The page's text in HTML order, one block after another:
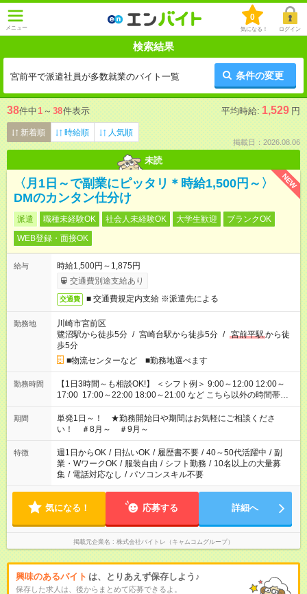
メニュー
0
気になる！ ログイン
検索結果
宮前平で派遣社員が多数就業のバイト一覧 条件の変更
38件中1 ～ 38件表示 平均時給: 1,529 円
新着順 時給順 人気順
掲載日：2026.08.06
未読
NEW
〈月1日～で副業にピッタリ＊時給1,500円～〉
DMのカンタン仕分け
派遣 職種未経験OK 社会人未経験OK 大学生歓迎
ブランクOK
WEB登録・面接OK
給与
時給1,500円～1,875円
交通費別途支給あり
交通費 ■ 交通費規定内支給 ※派遣先による
勤務地
川崎市宮前区
鷺沼駅から徒歩5分 / 宮崎台駅から徒歩5分 / 宮前平駅から徒
歩5分
■物流センターなど ■勤務地選べます
勤務時間
【1日3時間～も相談OK!】 ＜シフト例＞ 9:00～12:00 12:00～
17:00 17:00～22:00 18:00～21:00 など こちら以外の時間帯も
お気軽にご相談ください！
期間
単発1日～！ ★勤務開始日や期間はお気軽にご相談くださ
い！ ＃8月～ ＃9月～
特徴 週1日からOK / 日払いOK / 履歴書不要 / 40～50代活躍中 / 副
業・WワークOK / 服装自由 / シフト勤務 / 10名以上の大量募
集 / 電話対応なし / パソコンスキル不要
気になる！ 応募する 詳細へ
掲載元企業名 株式会社バイトレ（キャムコムグループ）
興味のあるバイト は、とりあえず保存しよう♪
保存した求人は、後からまとめて応募できるよ。